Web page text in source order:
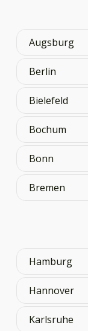
Augsburg
Berlin
Bielefeld
Bochum
Bonn
Bremen
Hamburg
Hannover
Karlsruhe